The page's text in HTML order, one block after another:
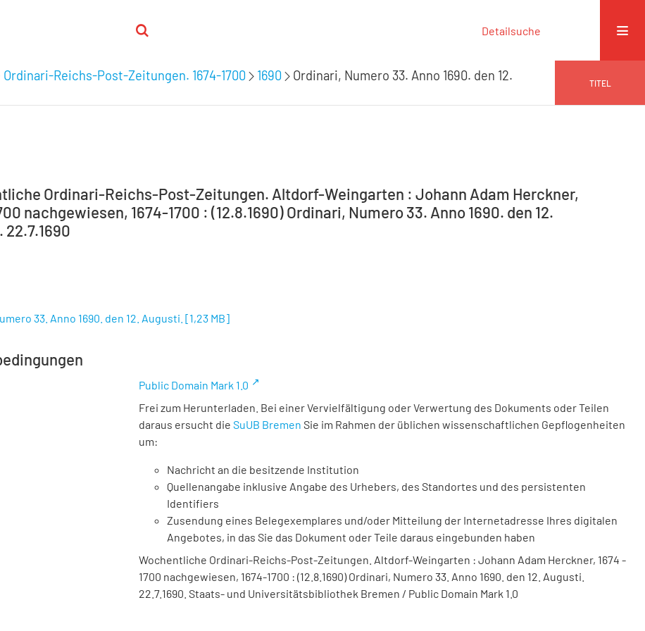
Detailsuche
Reichs-Post-Zeitungen. 1674-1700 1690
Ordinari, Numero 33. Anno 1690. den 12.
TITEL
Ordinari-Reichs-Post-Zeitungen. Altdorf-Weingarten : Johann Adam Herckner,
nachgewiesen, 1674-1700 : (12.8.1690) Ordinari, Numero 33. Anno 1690. den 12.
33. Anno 1690. den 12. Augusti. [1,23 MB]
Public Domain Mark 1.0
Frei zum Herunterladen. Bei einer Vervielfältigung oder Verwertung des Dokuments oder Teilen
daraus ersucht die SuUB Bremen Sie im Rahmen der üblichen wissenschaftlichen Gepflogenheiten
um:
Nachricht an die besitzende Institution
Quellenangabe inklusive Angabe des Urhebers, des Standortes und des persistenten
Identifiers
Zusendung eines Belegexemplares und/oder Mitteilung der Internetadresse Ihres digitalen
Angebotes, in das Sie das Dokument oder Teile daraus eingebunden haben
Wochentliche Ordinari-Reichs-Post-Zeitungen. Altdorf-Weingarten : Johann Adam Herckner, 1674 -
1700 nachgewiesen, 1674-1700 : (12.8.1690) Ordinari, Numero 33. Anno 1690. den 12. Augusti.
22.7.1690. Staats- und Universitätsbibliothek Bremen / Public Domain Mark 1.0